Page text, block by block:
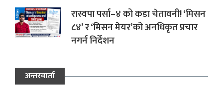
रास्वपा पर्सा–४ को कडा चेतावनी! ‘मिसन
८४’ र ‘मिसन मेयर’को अनधिकृत प्रचार
नगर्न निर्देशन
अन्तरवार्ता